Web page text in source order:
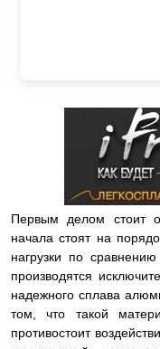
Первым делом стоит
начала стоят на
нагрузки по
производятся
надежного сплава
том, что такой
противостоит